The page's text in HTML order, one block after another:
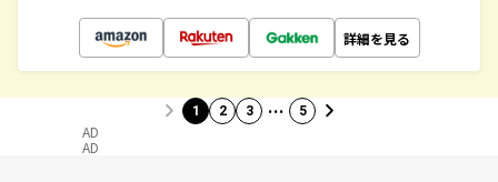
詳細を見る
1 2 3 … 5
AD
AD